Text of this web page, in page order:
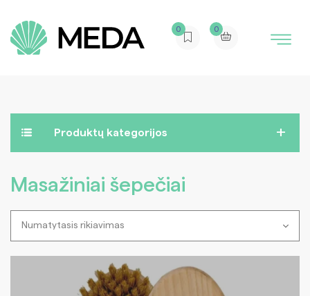
0 0
Produktų kategorijos
Masažiniai šepečiai